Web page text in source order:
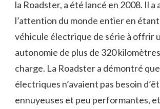
la Roadster, a été lancé en 2008. Il a
l’attention du monde entier en
véhicule électrique de série à offrir
autonomie de plus de 320
charge. La Roadster a démontré
électriques n’avaient pas besoin
ennuyeuses et peu performantes, et